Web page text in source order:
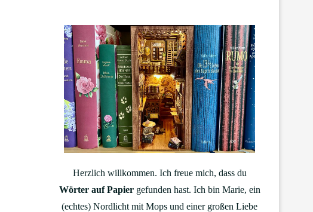
Herzlich willkommen. Ich freue mich, dass du
Wörter auf Papiergefunden hast. Ich bin Marie, ein
(echtes) Nordlicht mit Mops und einer großen Liebe